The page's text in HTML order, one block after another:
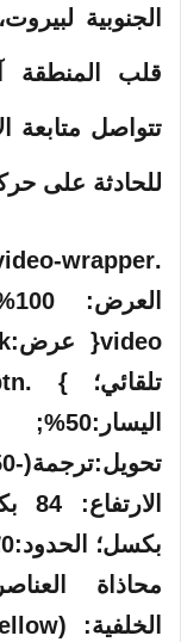
الجنوبية
قلب المنطقة
تتواصل متابعة
للحادثة على
محاذاة